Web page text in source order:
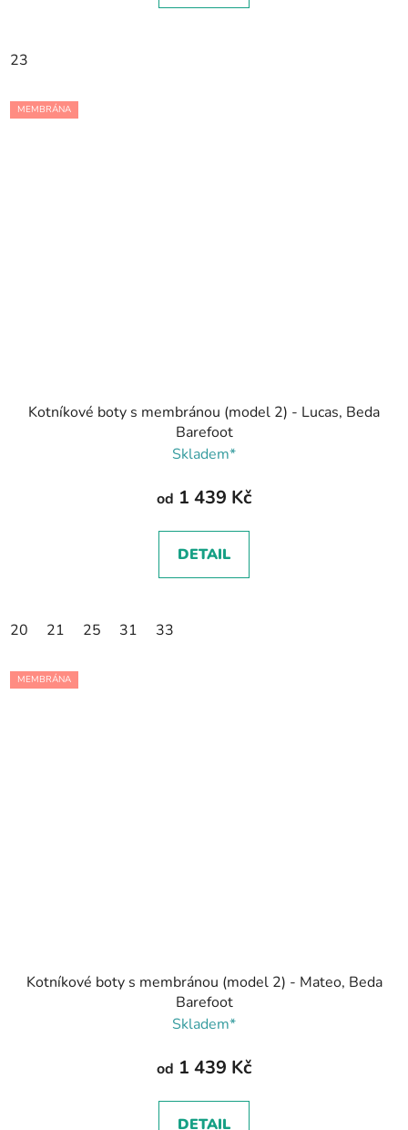
23
MEMBRÁNA
Kotníkové boty s membránou (model 2) - Lucas, Beda
Barefoot
Skladem*
od 1 439 Kč
DETAIL
20 21 25 31 33
MEMBRÁNA
Kotníkové boty s membránou (model 2) - Mateo, Beda
Barefoot
Skladem*
od 1 439 Kč
DETAIL